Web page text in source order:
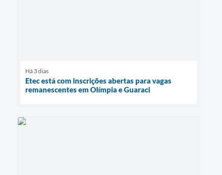
Há 3 dias
Etec está com inscrições abertas para vagas
remanescentes em Olímpia e Guaraci